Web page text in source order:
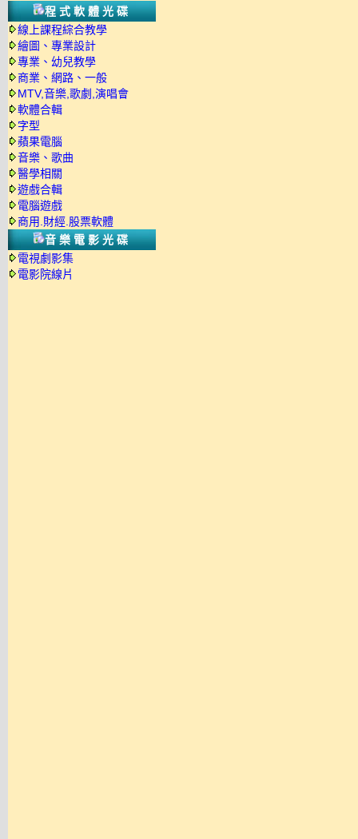
程式軟體光碟
線上課程綜合教學
繪圖、專業設計
專業、幼兒教學
商業、網路、一般
MTV,音樂,歌劇,演唱會
軟體合輯
字型
蘋果電腦
音樂、歌曲
醫學相關
遊戲合輯
電腦遊戲
商用.財經.股票軟體
音樂電影光碟
電視劇影集
電影院線片